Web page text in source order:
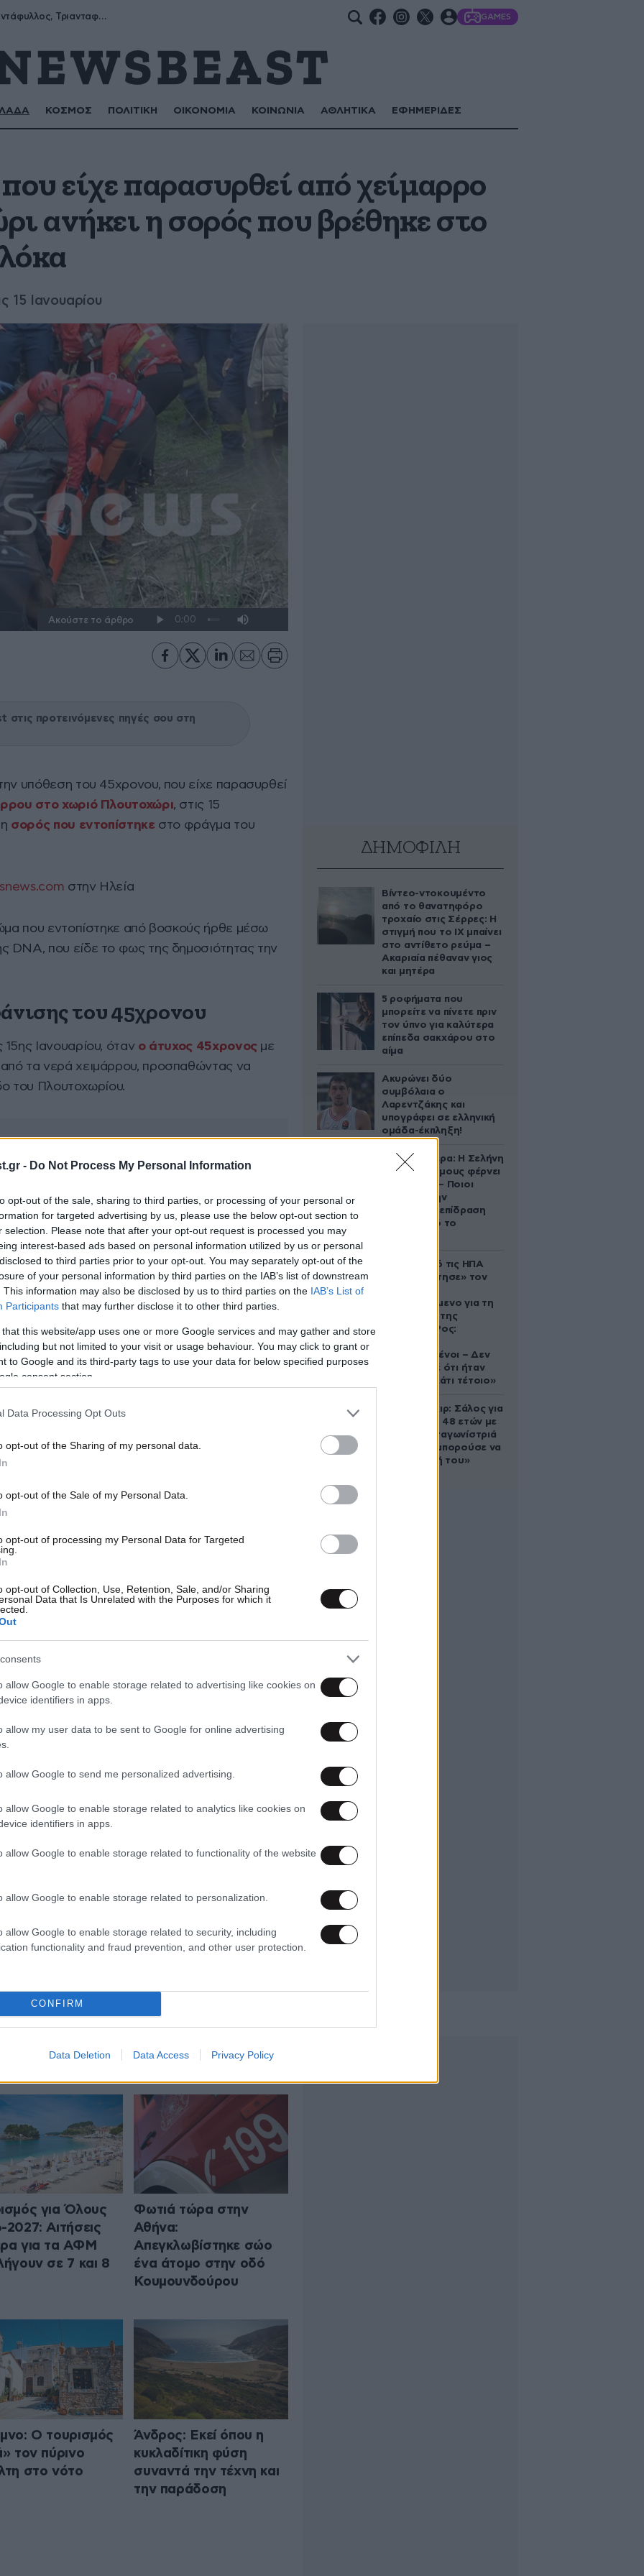
- Do Not Process My Personal Information
opt-out of the sale, sharing to third parties, or processing of your personal or
for targeted advertising by us, please use the below opt-out section to
selection. Please note that after your opt-out request is processed you may
interest-based ads based on personal information utilized by us or personal
to third parties prior to your opt-out. You may separately opt-out of the
of your personal information by third parties on the IAB’s list of downstream
This information may also be disclosed by us to third parties on the IAB’s List of
Participants that may further disclose it to other third parties.
that this website/app uses one or more Google services and may gather and store
but not limited to your visit or usage behaviour. You may click to grant or
to Google and its third-party tags to use your data for below specified purposes
consent section.
Data Processing Opt Outs
opt-out of the Sharing of my personal data.
opt-out of the Sale of my Personal Data.
opt-out of processing my Personal Data for Targeted
opt-out of Collection, Use, Retention, Sale, and/or Sharing
Data that Is Unrelated with the Purposes for which it
allow Google to enable storage related to advertising like cookies on
identifiers in apps.
allow my user data to be sent to Google for online advertising
allow Google to send me personalized advertising.
allow Google to enable storage related to analytics like cookies on
identifiers in apps.
allow Google to enable storage related to functionality of the website
allow Google to enable storage related to personalization.
allow Google to enable storage related to security, including
functionality and fraud prevention, and other user protection.
CONFIRM
Data Deletion Data Access Privacy Policy
Μύρων, Τριαντάφυλλος, Τριανταφυλλιά, Φυλλιώ, Ρόζα GAMES
ΚΟΣΜΟΣ ΠΟΛΙΤΙΚΗ ΟΙΚΟΝΟΜΙΑ ΚΟΙΝΩΝΙΑ ΑΘΛΗΤΙΚΑ ΕΦΗΜΕΡΙΔΕΣ
είχε παρασυρθεί από χείμαρρο
ανήκει η σορός που βρέθηκε στο
15 Ιανουαρίου
Ακούστε το άρθρο
στις προτεινόμενες πηγές σου στη
υπόθεση του 45χρονου, που είχε παρασυρθεί
στο χωριό Πλουτοχώρι, στις 15
σορός που εντοπίστηκε στο φράγμα του
στην Ηλεία
που εντοπίστηκε από βοσκούς ήρθε μέσω
DNA, που είδε το φως της δημοσιότητας την
του 45χρονου
Ιανουαρίου, όταν ο άτυχος 45χρονοςμε
τα νερά χειμάρρου, προσπαθώντας να
του Πλουτοχωρίου.
μεγάλος αγώνας από τις πυροσβεστικές
σε καθημερινή βάση στην περιοχή και
Κι αν στο ξεκίνημα της 2ης ημέρας
του ζευγαριού όσο και τηςσορού της
και αυτή του 45χρονου, οι υποθέσεις
περνούσαν δραματικά, οι οικογένειες του
στον πόνο και τη θλίψη.
η σορός στο φράγμα του Φλόκα, που,
οδηγό ταξί.
τελευταίο αντίο το μεσημέρι του Σαββάτου
Μαρίνας Καταραχίου.
ΔΗΜΟΦΙΛΗ
Βίντεο-ντοκουμέντο
από το θανατηφόρο
τροχαίο στις Σέρρες: Η
στιγμή που το ΙΧ μπαίνει
στο αντίθετο ρεύμα –
Ακαριαία πέθαναν γιος
και μητέρα
5 ροφήματα που
μπορείτε να πίνετε πριν
τον ύπνο για καλύτερα
επίπεδα σακχάρου στο
αίμα
Ακυρώνει δύο
συμβόλαια ο
Λαρεντζάκης και
υπογράφει σε ελληνική
ομάδα-έκπληξη!
Ζώδια σήμερα: Η Σελήνη
στους Διδύμους φέρνει
ανατροπές – Ποιοι
δέχονται την
ευεργετική επίδραση
του Δία από το
Ζευγάρι από τις ΗΠΑ
που «υιοθέτησε» τον
κατηγορούμενο για τη
δολοφονία της
Ελίζαμπεθ Ρος:
συντετριμμένοι – Δεν
έδειξε ποτέ ότι ήταν
ικανός για κάτι τέτοιο»
Ρίτσαρντ Γκιρ: Σάλος για
τη διαφορά 48 ετών με
τη συμπρωταγωνίστριά
του – «Θα μπορούσε να
είναι εγγονή του»
ΕΛΛΑΔΑ ΟΛΑ ΤΑ ΑΡΘΡΑ
για Όλους
2027: Αιτήσεις
για τα ΑΦΜ
σε 7 και 8
Φωτιά τώρα στην
Αθήνα:
Απεγκλωβίστηκε σώο
ένα άτομο στην οδό
Κουμουνδούρου
Ο τουρισμός
τον πύρινο
στο νότο
Άνδρος: Εκεί όπου η
κυκλαδίτικη φύση
συναντά την τέχνη και
την παράδοση